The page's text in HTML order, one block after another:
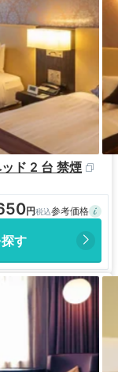
ド 2 台 禁煙
す